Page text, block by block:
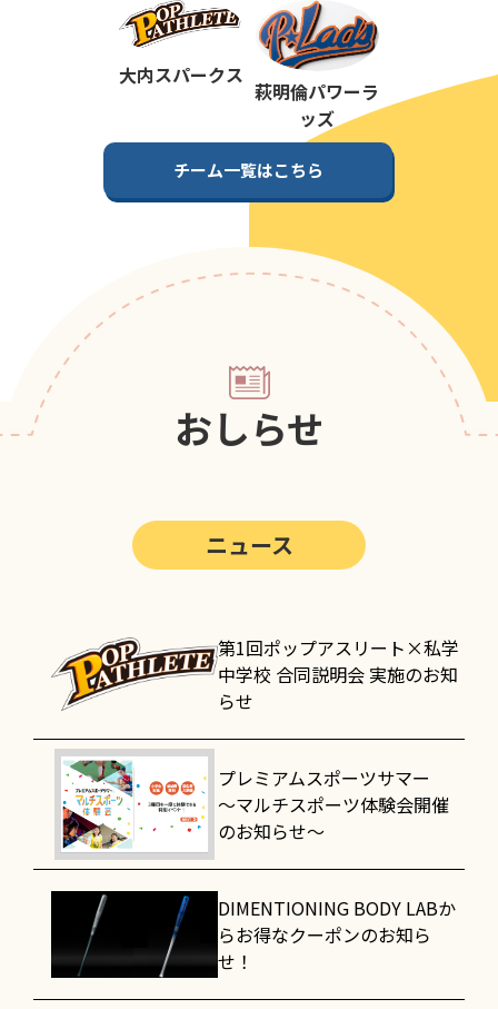
第6回 ポップアスリートカップ
第5回 ポップアスリートカップ
ポップアスリートカップ
ポップアスリートカップ
ポップアスリートカップ
大内スパークス
萩明倫パワーラ
ッズ
チーム一覧はこちら
おしらせ
ニュース
第1回ポップアスリート×私学
中学校 合同説明会 実施のお知
らせ
プレミアムスポーツサマー
～マルチスポーツ体験会開催
のお知らせ～
DIMENTIONING BODY LABか
らお得なクーポンのお知ら
せ！